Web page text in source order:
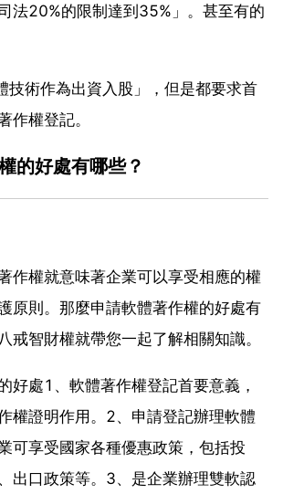
法20%的限制達到35%」。甚至有的
技術作為出資入股」，但是都要求首
作權登記。
的好處有哪些？
作權就意味著企業可以享受相應的權
原則。那麼申請軟體著作權的好處有
戒智財權就帶您一起了解相關知識。
好處1、軟體著作權登記首要意義，
權證明作用。2、申請登記辦理軟體
可享受國家各種優惠政策，包括投
出口政策等。3、是企業辦理雙軟認